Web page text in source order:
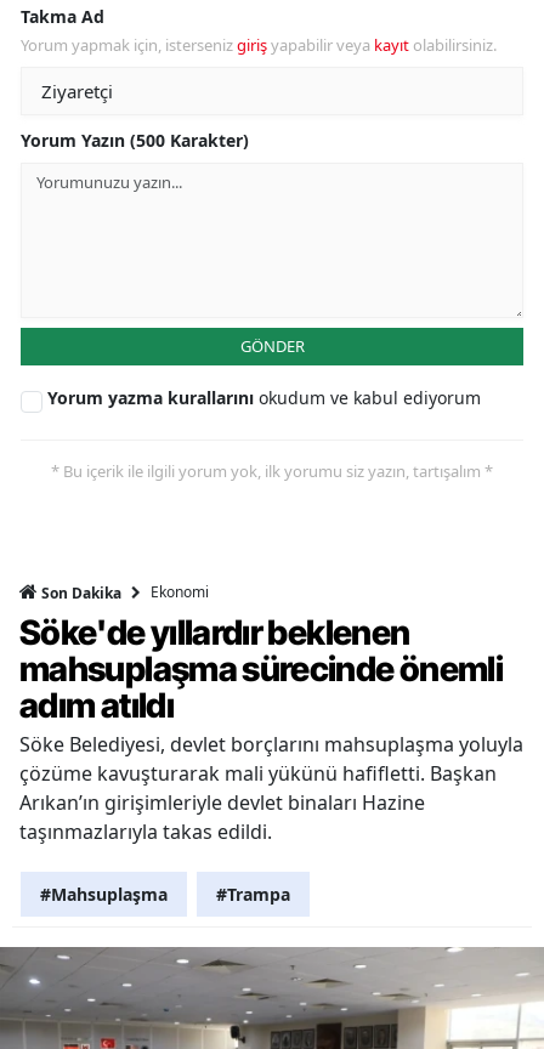
Takma Ad
Yorum yapmak için, istersenizgirişyapabilir veya kayıt olabilirsiniz.
Yorum Yazın (500 Karakter)
GÖNDER
Yorum yazma kurallarını okudum ve kabul ediyorum
* Bu içerik ile ilgili yorum yok, ilk yorumu siz yazın, tartışalım *
Son Dakika Ekonomi
Söke'de yıllardır beklenen
mahsuplaşma sürecinde önemli
adım atıldı
Söke Belediyesi, devlet borçlarını mahsuplaşma yoluyla
çözüme kavuşturarak mali yükünü hafifletti. Başkan
Arıkan’ın girişimleriyle devlet binaları Hazine
taşınmazlarıyla takas edildi.
#Mahsuplaşma #Trampa